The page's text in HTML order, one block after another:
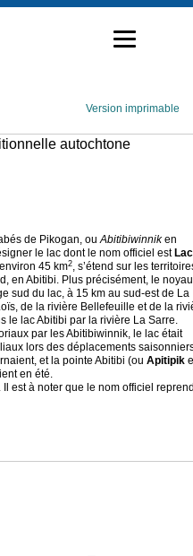
Version imprimable
autochtone
de Pikogan, ouAbitibiwinniken
le lac dont le nom officiel est Lac
45 km2, s’étend sur les
en Abitibi. Plus précisément, le noyau
sud du lac, à 15 km au sud-est de La
de la rivière Bellefeuille et de la
le lac Abitibi par la rivière La Sarre.
par les Abitibiwinnik, le lac était
lors des déplacements
et la pointe Abitibi (ou Apitipik
en été.
est à noter que le nom officiel